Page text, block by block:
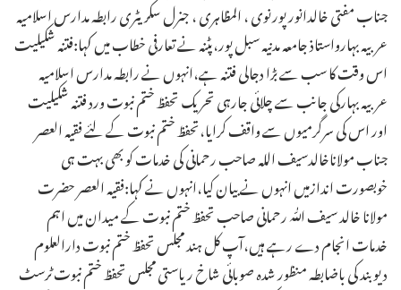
جناب مفتی خالدانور پورنوی ، المظاہری ، جنرل سکریٹری رابطہ مدارس اسلامیہ
عربیہ بہارواستاذ جامعہ مدنیہ سبل پور،پٹنہ نے تعارفی خطاب میں کہا:فتنہ شکیلیت
اس وقت کا سب سے بڑا دجالی فتنہ ہے،انہوں نے رابطہ مدارس اسلامیہ
عربیہ بہارکی جانب سے چلائی جارہی تحریک تحفظ ختم نبوت ورد فتنہ شکیلیت
اور اس کی سرگرمیوں سے واقف کرایا،تحفظ ختم نبوت کے لئے فقیہ العصر
جناب مولاناخالدسیف اللہ صاحب رحمانی کی خدمات کو بھی بہت ہی
خوبصورت اندازمیں انہوں نے بیان کیا،انہوں نے کہا:فقیہ العصر حضرت
مولانا خالد سیف اللّٰہ رحمانی صاحب تحفظ ختم نبوت کے میدان میں اہم
خدمات انجام دے رہے ہیں،آپ کل ہند مجلس تحفظ ختم نبوت دارالعلوم
دیوبند کی باضابطہ منظور شدہ صوبائی شاخ ریاستی مجلس تحفظ ختم نبوت ٹرسٹ